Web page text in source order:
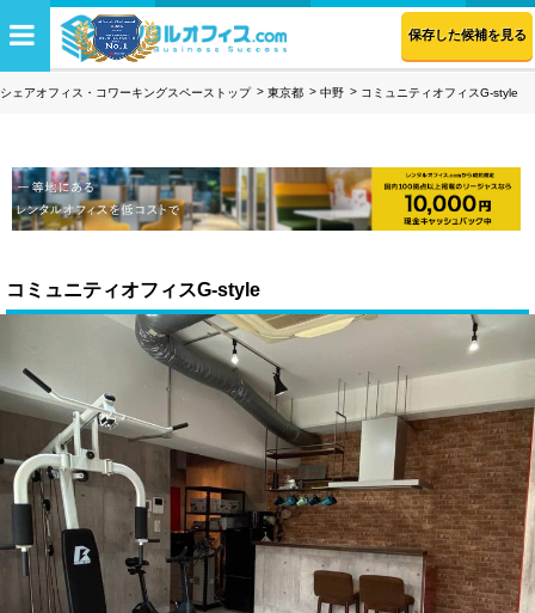
保存した候補を見る
シェアオフィス・コワーキングスペーストップ 東京都 中野 コミュニティオフィスG-style
コミュニティオフィスG-style